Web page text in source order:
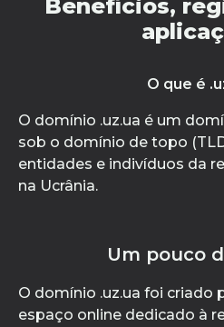
Benefícios,
O que é
O domínio .uz.ua é um
sob o domínio de topo
entidades e indivíduos da
na Ucrânia.
Um pouco
O domínio .uz.ua foi criado
espaço online dedicado à